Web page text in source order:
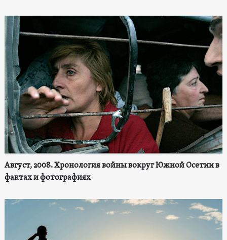
Август, 2008. Хронология войны вокруг Южной Осетии в
фактах и фотографиях